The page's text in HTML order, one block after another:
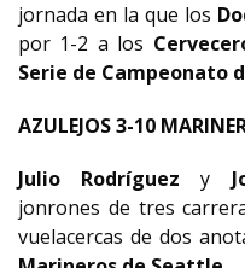
jornada en la que los
por 1-2 a los
Serie de Campeonato
AZULEJOS 3-10
Julio Rodríguez y
jonrones de tres
vuelacercas de dos